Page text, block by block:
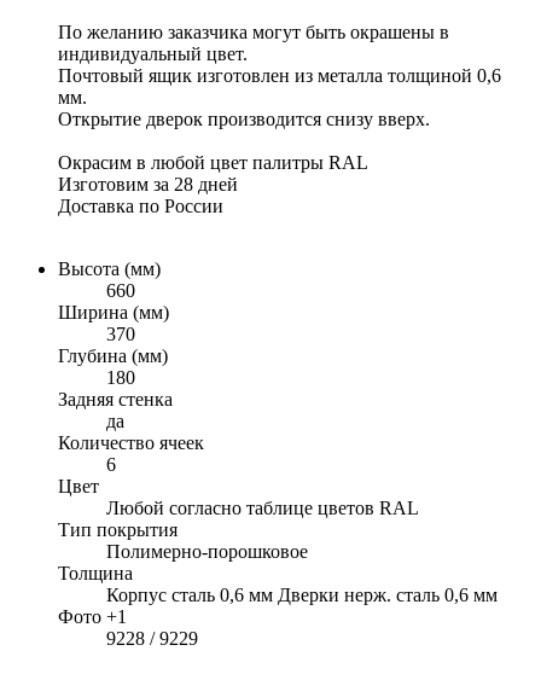
По желанию заказчика могут быть окрашены в
индивидуальный цвет.
Почтовый ящик изготовлен из металла толщиной 0,6
мм.
Открытие дверок производится снизу вверх.
Окрасим в любой цвет палитры RAL
Изготовим за 28 дней
Доставка по России
Высота (мм)
660
Ширина (мм)
370
Глубина (мм)
180
Задняя стенка
да
Количество ячеек
6
Цвет
Любой согласно таблице цветов RAL
Тип покрытия
Полимерно-порошковое
Толщина
Корпус сталь 0,6 мм Дверки нерж. сталь 0,6 мм
Фото +1
9228 / 9229